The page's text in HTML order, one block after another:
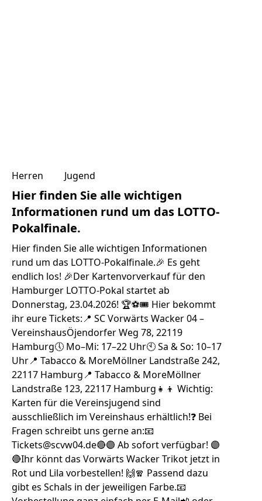
Herren Jugend
Hier finden Sie alle wichtigen
Informationen rund um das LOTTO-
Pokalfinale.
Hier finden Sie alle wichtigen Informationen
rund um das LOTTO-Pokalfinale.🎉 Es geht
endlich los! 🎉Der Kartenvorverkauf für den
Hamburger LOTTO-Pokal startet ab
Donnerstag, 23.04.2026! 🏆⚽🎟️ Hier bekommt
ihr eure Tickets:📍 SC Vorwärts Wacker 04 –
VereinshausÖjendorfer Weg 78, 22119
Hamburg🕔 Mo–Mi: 17–22 Uhr🕙 Sa & So: 10–17
Uhr📍 Tabacco & MoreMöllner Landstraße 242,
22117 Hamburg📍 Tabacco & MoreMöllner
Landstraße 123, 22117 Hamburg👧👦 Wichtig:
Karten für die Vereinsjugend sind
ausschließlich im Vereinshaus erhältlich!❓ Bei
Fragen schreibt uns gerne an:📧
Tickets@scvw04.de‍🔴🟣 Ab sofort verfügbar! 🟣
🔴Ihr könnt das Vorwärts Wacker Trikot jetzt in
Rot und Lila vorbestellen! 🙌🧣 Passend dazu
gibt es Schals in der jeweiligen Farbe.📧